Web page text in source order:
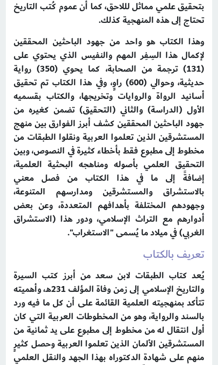
بتحقيق علمي مماثل لللاحق، كما أن عموم كُتب التاريخ
تحتاج إلى هذه المنهجية كذلك.
وهذا الكتاب هو واحد من جهود الباحثين المحققين
لإكمال هذا السِفِر المهم والنفيس الذي يحتوي على
(131) ترجمة من الصحابة، كما يحوي (350) رواية
حديثية، وحوالي (600) راوٍ، وفي هذا الكتاب تم تحقيق
أسانيد الرواة والروايات وتخريجها، والكتاب بقسميه
الأول (الدراسة) والثاني (التحقيق) تضمن كغيره من
جهود الباحثين المحققين كشف أبرز الفوارق بين منهج
المستشرقين الذين تعلموا العربية ونقلوا الطبقات من
مخطوط إلى مطبوع فقط بأخطاء كثيرة في النصوص، وبين
التحقيق العلمي بأصوله ومناهجه البحثية العلمية،
إضافةً إلى ما في هذا الكتاب من فصل معني
بالاستشراق والمستشرقين ومدارسهم المتنوعة،
وجهودهم المختلفة بأهدافهم المتعددة، وعن بعض
أدوارهم مع التراث الإسلامي، ودور هذا (الاستشراق
الغربي) في ميلاد ما يُسمى "الاستغراب".
تعريف بالكتاب
يُعد كتاب الطبقات لابن سعد من أبرز كتب السيرة
والتاريخ الإسلامي إلى زمن وفاة المؤلف 231هـ، وأهميته
تتأكد بمنهجيته العلمية القائمة على أن كل ما فيه ورد
بالسند والرواية، وهو من المخطوطات العربية التي كان
أول انتقال له من مخطوط إلى مطبوع على يد ثمانية من
المستشرقين الألمان الذين تعلموا العربية وحصل كثيرٍ
منهم على شهادة الدكتوراه بهذا الجهد والنقل العلمي